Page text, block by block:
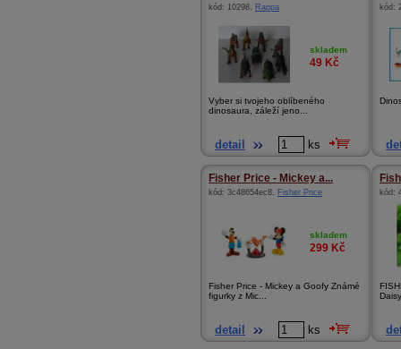
kód: 10298, Rappa
skladem
49 Kč
Vyber si tvojeho oblíbeného
dinosaura, záleží jeno...
detail ks
kód:
Fisher Price - Mickey a...
kód: 3c48654ec8, Fisher Price
skladem
299 Kč
Fisher Price - Mickey a Goofy Známé
figurky z Mic...
detail ks
kód: